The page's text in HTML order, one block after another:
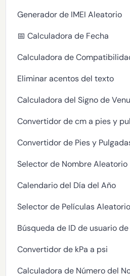
Generador de IMEI Aleatorio
📅 Calculadora de Fecha
Calculadora de
Eliminar acentos del texto
Calculadora del Signo de
Convertidor de cm a pies y
Convertidor de Pies y
Selector de Nombre Aleatorio
Calendario del Día del Año
Selector de Películas Aleatorio
Búsqueda de ID de usuario
Convertidor de kPa a psi
Calculadora de Número del